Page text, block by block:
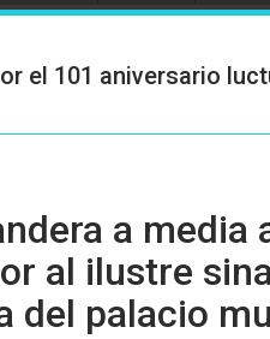
el 101 aniversario
a media
al ilustre
del palacio